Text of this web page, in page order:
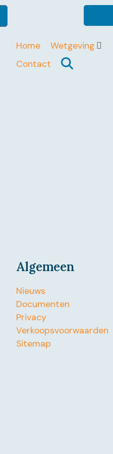
Home Wetgeving
Contact
Algemeen
Nieuws
Documenten
Privacy
Verkoopsvoorwaarden
Sitemap